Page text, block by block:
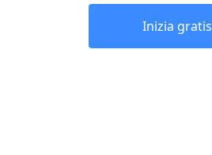
Inizia gratis